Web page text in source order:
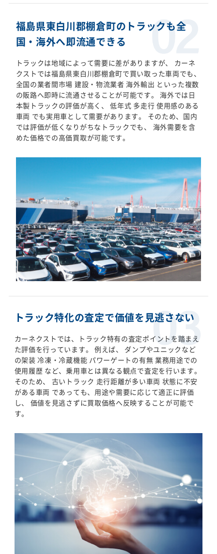
福島県東白川郡棚倉町のトラックも全
国・海外へ即流通できる
トラックは地域によって需要に差がありますが、 カーネ
クストでは福島県東白川郡棚倉町で買い取った車両でも、
全国の業者間市場 建設・物流業者 海外輸出 といった複数
の販路へ即時に流通させることが可能です。 海外では日
本製トラックの評価が高く、 低年式 多走行 使用感のある
車両 でも実用車として需要があります。 そのため、国内
では評価が低くなりがちなトラックでも、 海外需要を含
めた価格での高価買取が可能です。
トラック特化の査定で価値を見逃さない
カーネクストでは、トラック特有の査定ポイントを踏まえ
た評価を行っています。 例えば、 ダンプやユニックなど
の架装 冷凍・冷蔵機能 パワーゲートの有無 業務用途での
使用履歴 など、乗用車とは異なる観点で査定を行います。
そのため、 古いトラック 走行距離が多い車両 状態に不安
がある車両 であっても、用途や需要に応じて適正に評価
し、 価値を見逃さずに買取価格へ反映することが可能で
す。